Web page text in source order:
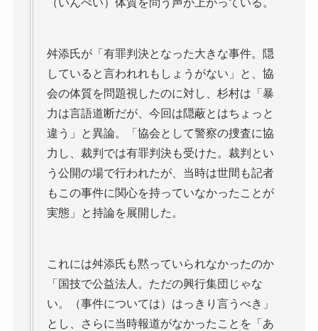
（いんぺい）体質を問う声が上がっている。
舛添氏が「有罪判決となった大きな事件。隠
していると言われれもしょうがない」と、協
会の体質を問題視したのに対し、杉村は「暴
力は言語道断だが、今回は隠蔽とはちょっと
違う」と異論。「協会として警察の捜査に協
力し、裁判では有罪判決も受けた。裁判とい
う公開の場で行われたが、当時は世間も記者
もこの事件に関心を持っていなかったことが
実態」と持論を展開した。
これには舛添氏も黙っていられなかったのか
「国技で公益法人。ただの興行集団じゃな
い。（事件については）はっきり言うべき」
とし、さらに当時報道がなかったことを「あ